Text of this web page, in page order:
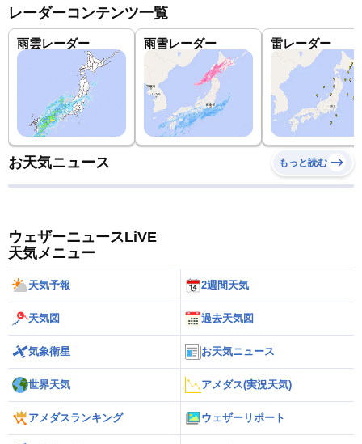
レーダーコンテンツ一覧
雨雲レーダー 雨雪レーダー 雷レーダー
お天気ニュース もっと読む
ウェザーニュースLiVE
天気メニュー
天気予報 2週間天気
天気図 過去天気図
気象衛星 お天気ニュース
世界天気 アメダス(実況天気)
アメダスランキング ウェザーリポート